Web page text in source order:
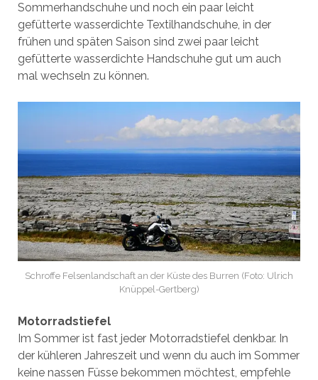
Sommerhandschuhe und noch ein paar leicht
gefütterte wasserdichte Textilhandschuhe, in der
frühen und späten Saison sind zwei paar leicht
gefütterte wasserdichte Handschuhe gut um auch
mal wechseln zu können.
Schroffe Felsenlandschaft an der Küste des Burren (Foto: Ulrich
Knüppel-Gertberg)
Motorradstiefel
Im Sommer ist fast jeder Motorradstiefel denkbar. In
der kühleren Jahreszeit und wenn du auch im Sommer
keine nassen Füsse bekommen möchtest, empfehle